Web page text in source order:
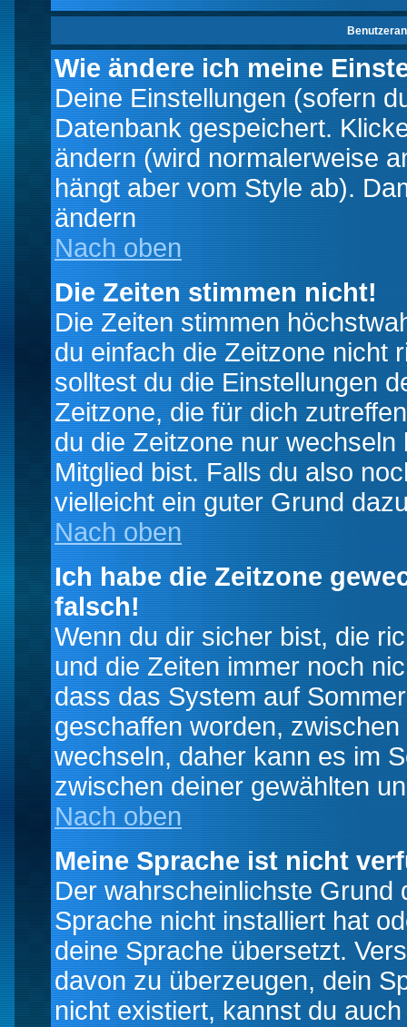
Wie ändere ich meine
Deine Einstellungen (sofern
Datenbank gespeichert.
ändern (wird normalerweise
hängt aber vom Style ab).
ändern
Nach oben
Die Zeiten stimmen nicht!
Die Zeiten stimmen
du einfach die Zeitzone nicht
solltest du die Einstellungen
Zeitzone, die für dich
du die Zeitzone nur
Mitglied bist. Falls du also
vielleicht ein guter Grund
Nach oben
Ich habe die Zeitzone
falsch!
Wenn du dir sicher bist, die
und die Zeiten immer noch
dass das System auf
geschaffen worden,
wechseln, daher kann es im
zwischen deiner gewählten
Nach oben
Meine Sprache ist nicht
Der wahrscheinlichste Grund
Sprache nicht installiert hat
deine Sprache übersetzt.
davon zu überzeugen, dein
nicht existiert, kannst du